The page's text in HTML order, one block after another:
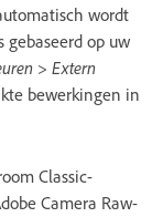
wordt
gebaseerd op uw
> Extern
bewerkingen in
Classic-
Camera Raw-